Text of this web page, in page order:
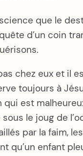
que le
d’un coin
chez eux et il
toujours à
est
le joug de
par la faim,
qu’un enfant